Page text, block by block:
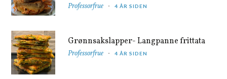
Professorfrue 4 ÅR SIDEN
Grønnsakslapper- Langpanne frittata
Professorfrue 4 ÅR SIDEN